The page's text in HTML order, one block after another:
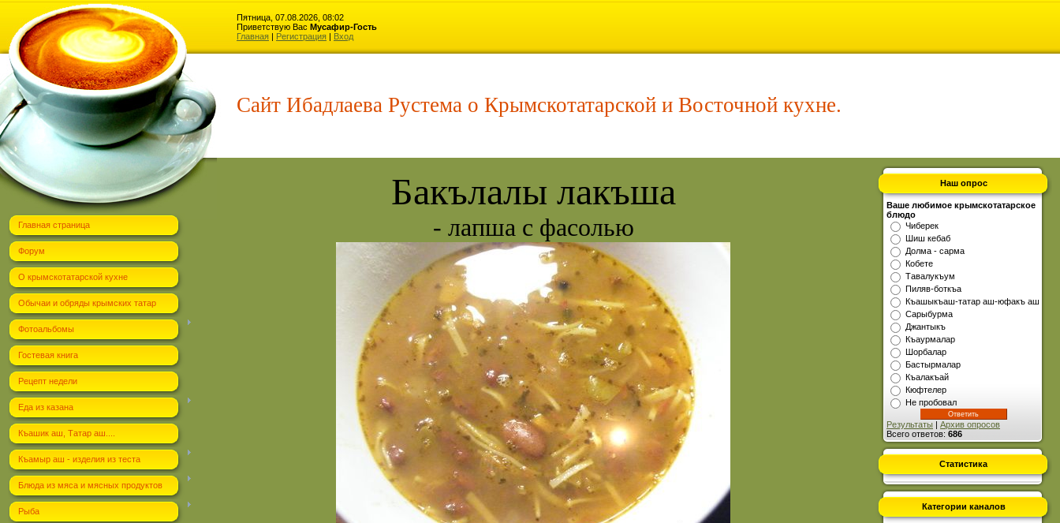
Пятница, 07.08.2026, 08:02
Приветствую Вас Мусафир-Гость
Главная | Регистрация | Вход
Сайт Ибадлаева Рустема о Крымскотатарской и Восточной кухне.
Главная страница
Форум
О крымскотатарской кухне
Обычаи и обряды крымских татар
Фотоальбомы
Гостевая книга
Рецепт недели
Еда из казана
Къашик аш, Татар аш....
Къамыр аш - изделия из теста
Блюда из мяса и мясных продуктов
Рыба
Бакълалы лакъша
- лапша с фасолью
Наш опрос
Ваше любимое крымскотатарское
блюдо
Чиберек
Шиш кебаб
Долма - сарма
Кобете
Тавалукъум
Пиляв-боткъа
Къашыкъаш-татар аш-юфакъ аш
Сарыбурма
Джантыкъ
Къаурмалар
Шорбалар
Бастырмалар
Къалакъай
Кюфтелер
Не пробовал
Результаты | Архив опросов
Всего ответов: 686
Статистика
Категории каналов